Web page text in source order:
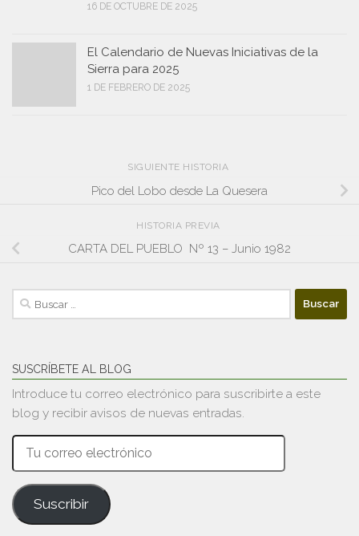
16 DE OCTUBRE DE 2025
El Calendario de Nuevas Iniciativas de la
Sierra para 2025
1 DE FEBRERO DE 2025
SIGUIENTE HISTORIA
Pico del Lobo desde La Quesera
HISTORIA PREVIA
CARTA DEL PUEBLO Nº 13 – Junio 1982
Buscar:
SUSCRÍBETE AL BLOG
Introduce tu correo electrónico para suscribirte a este
blog y recibir avisos de nuevas entradas.
Tu
correo
electrónico
Suscribir